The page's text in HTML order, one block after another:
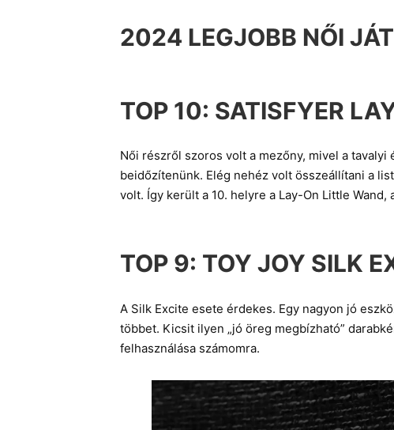
2024 LEGJOBB NŐI
TOP 10: SATISFYER
Női részről szoros volt a mezőny, mivel a
beidőzítenünk. Elég nehéz volt összeállítani a
volt. Így került a 10. helyre a Lay-On Little
TOP 9: TOY JOY SILK
A Silk Excite esete érdekes. Egy nagyon jó
többet. Kicsit ilyen „jó öreg megbízható”
felhasználása számomra.